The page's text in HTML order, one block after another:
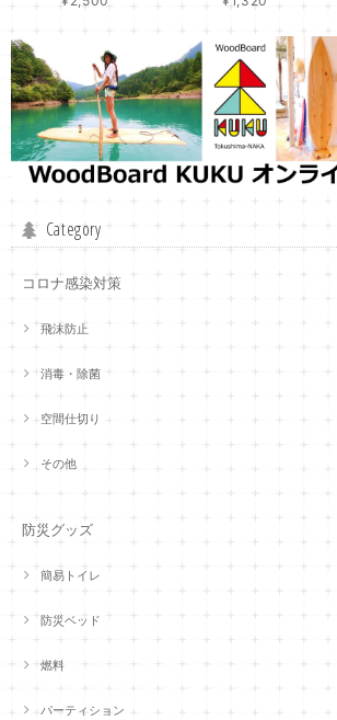
Category
コロナ感染対策
飛沫防止
消毒・除菌
空間仕切り
その他
防災グッズ
簡易トイレ
防災ベッド
燃料
パーティション